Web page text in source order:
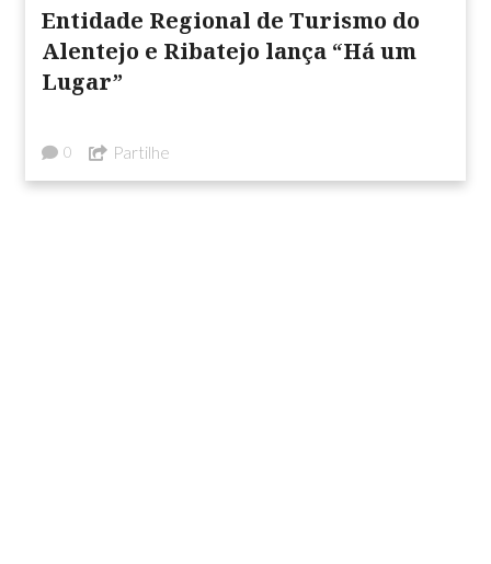
Entidade Regional de Turismo do
Alentejo e Ribatejo lança “Há um
Lugar”
0 Partilhe